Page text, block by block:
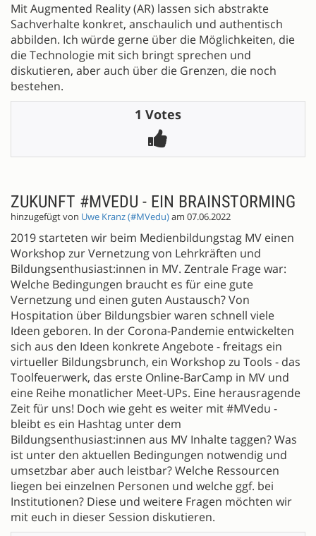
Mit Augmented Reality (AR) lassen sich abstrakte
Sachverhalte konkret, anschaulich und authentisch
abbilden. Ich würde gerne über die Möglichkeiten, die
die Technologie mit sich bringt sprechen und
diskutieren, aber auch über die Grenzen, die noch
bestehen.
1 Votes
ZUKUNFT #MVEDU - EIN BRAINSTORMING
hinzugefügt von Uwe Kranz (#MVedu)am 07.06.2022
2019 starteten wir beim Medienbildungstag MV einen
Workshop zur Vernetzung von Lehrkräften und
Bildungsenthusiast:innen in MV. Zentrale Frage war:
Welche Bedingungen braucht es für eine gute
Vernetzung und einen guten Austausch? Von
Hospitation über Bildungsbier waren schnell viele
Ideen geboren. In der Corona-Pandemie entwickelten
sich aus den Ideen konkrete Angebote - freitags ein
virtueller Bildungsbrunch, ein Workshop zu Tools - das
Toolfeuerwerk, das erste Online-BarCamp in MV und
eine Reihe monatlicher Meet-UPs. Eine herausragende
Zeit für uns! Doch wie geht es weiter mit #MVedu -
bleibt es ein Hashtag unter dem
Bildungsenthusiast:innen aus MV Inhalte taggen? Was
ist unter den aktuellen Bedingungen notwendig und
umsetzbar aber auch leistbar? Welche Ressourcen
liegen bei einzelnen Personen und welche ggf. bei
Institutionen? Diese und weitere Fragen möchten wir
mit euch in dieser Session diskutieren.